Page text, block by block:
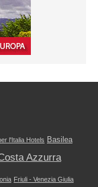
l'Italia Hotels Basilea
Azzurra
Friuli - Venezia Giulia